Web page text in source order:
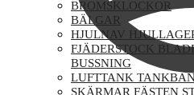
BROMSKLOCKOR
BÄLGAR
HJULNAV
FJÄDERSTOCK
BUSSNING
LUFTTANK
SKÄRMAR FÄSTEN